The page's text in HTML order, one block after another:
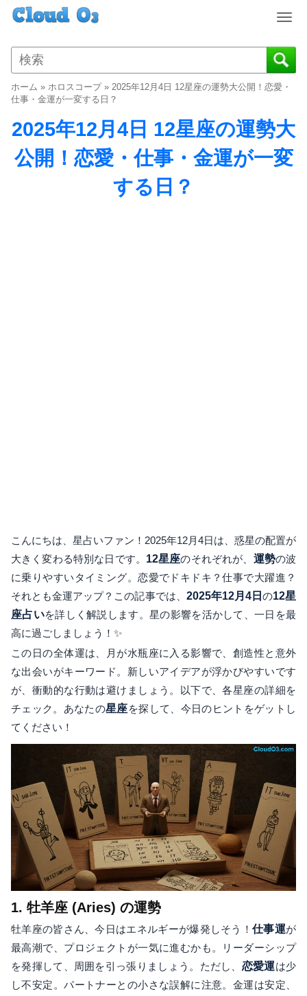
T
g
g
a
i
g
ホーム » ホロスコープ» 2025年12月4日 12星座の運勢大公開！恋愛・
仕事・金運が一変する日？
2025年12月4日 12星座の運勢大
公開！恋愛・仕事・金運が一変
する日？
こんにちは、星占いファン！2025年12月4日は、惑星の配置が
大きく変わる特別な日です。 12星座のそれぞれが、 運勢の波
に乗りやすいタイミング。恋愛でドキドキ？仕事で大躍進？
それとも金運アップ？この記事では、 2025年12月4日 の12星
座占いを詳しく解説します。星の影響を活かして、一日を最
高に過ごしましょう！✨
この日の全体運は、月が水瓶座に入る影響で、創造性と意外
な出会いがキーワード。新しいアイデアが浮かびやすいです
が、衝動的な行動は避けましょう。以下で、各星座の詳細を
チェック。あなたの星座を探して、今日のヒントをゲットし
てください！
1. 牡羊座 (Aries) の運勢
牡羊座の皆さん、今日はエネルギーが爆発しそう！仕事運が
最高潮で、プロジェクトが一気に進むかも。リーダーシップ
を発揮して、周囲を引っ張りましょう。ただし、 恋愛運は少
し不安定。パートナーとの小さな誤解に注意。金運は安定、